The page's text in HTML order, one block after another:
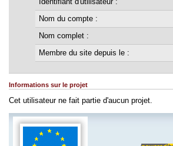
Nom du compte :
Nom complet :
Membre du site depuis le :
Informations sur le projet
Cet utilisateur ne fait partie d'aucun projet.